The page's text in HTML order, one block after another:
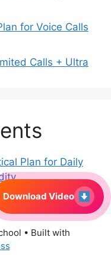
Download Video
for Voice Calls
Calls + Ultra
Plan for Daily
• Built with